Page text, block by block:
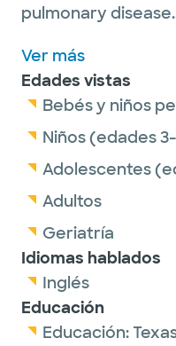
pulmonary disease.
Society of Critical
American Thoracic
American College
baking, nail art and
Ver más
Edades vistas
Bebés y niños
Niños (edades 3-
Adolescentes
Adultos
Geriatría
Idiomas hablados
Inglés
Educación
Educación: